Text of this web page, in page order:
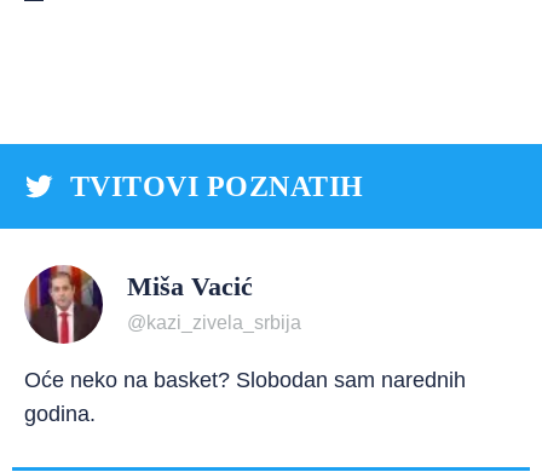
TVITOVI POZNATIH
Miša Vacić
@kazi_zivela_srbija
Oće neko na basket? Slobodan sam narednih
godina.